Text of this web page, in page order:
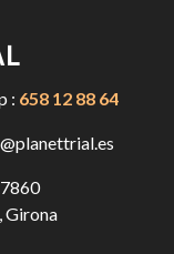
: 658 12 88 64
Girona